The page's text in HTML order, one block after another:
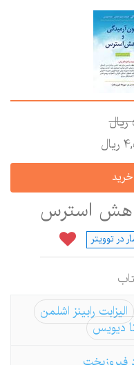
استرس
توویتر
رابینز اشلمن